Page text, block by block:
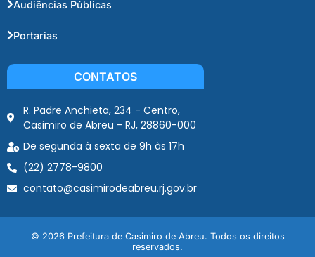
Audiências Públicas
Portarias
CONTATOS
R. Padre Anchieta, 234 - Centro,
Casimiro de Abreu - RJ, 28860-000
De segunda à sexta de 9h às 17h
(22) 2778-9800
contato@casimirodeabreu.rj.gov.br
© 2026 Prefeitura de Casimiro de Abreu. Todos os direitos
reservados.